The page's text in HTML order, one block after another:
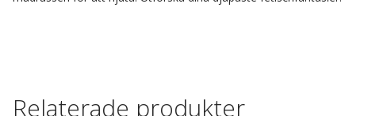
Relaterade produkter